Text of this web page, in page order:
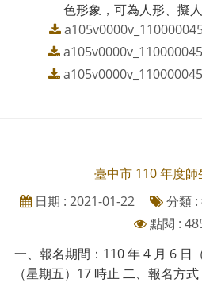
色形象，可為人形、擬
臺中市 110 年度師
日期 : 2021-01-22
分類 :
點閱 :
一、報名期間：110 年 4 月 6 日
（星期五）17 時止 二、報名方